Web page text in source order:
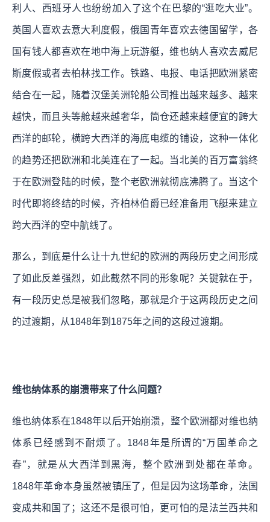
利人、西班牙人也纷纷加入了这个在巴黎的“逛吃大业”。
英国人喜欢去意大利度假，俄国青年喜欢去德国留学，各
国有钱人都喜欢在地中海上玩游艇，维也纳人喜欢去威尼
斯度假或者去柏林找工作。铁路、电报、电话把欧洲紧密
结合在一起，随着汉堡美洲轮船公司推出越来越多、越来
越快，而且头等舱越来越奢华，筒仓还越来越便宜的跨大
西洋的邮轮，横跨大西洋的海底电缆的铺设，这种一体化
的趋势还把欧洲和北美连在了一起。当北美的百万富翁终
于在欧洲登陆的时候，整个老欧洲就彻底沸腾了。当这个
时代即将终结的时候，齐柏林伯爵已经准备用飞艇来建立
跨大西洋的空中航线了。
那么，到底是什么让十九世纪的欧洲的两段历史之间形成
了如此反差强烈，如此截然不同的形象呢？关键就在于，
有一段历史总是被我们忽略，那就是介于这两段历史之间
的过渡期，从1848年到1875年之间的这段过渡期。
维也纳体系的崩溃带来了什么问题？
维也纳体系在1848年以后开始崩溃，整个欧洲都对维也纳
体系已经感到不耐烦了。1848年是所谓的“万国革命之
春”，就是从大西洋到黑海，整个欧洲到处都在革命。
1848年革命本身虽然被镇压了，但是因为这场革命，法国
变成共和国了；这还不是很可怕，更可怕的是法兰西共和